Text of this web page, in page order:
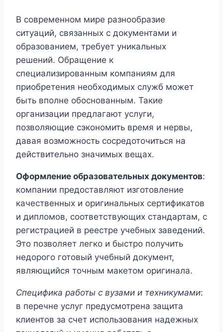
В современном мире разнообразие
ситуаций, связанных с документами и
образованием, требует уникальных
решений. Обращение к
специализированным компаниям для
приобретения необходимых служб может
быть вполне обоснованным. Такие
организации предлагают услуги,
позволяющие сэкономить время и нервы,
давая возможность сосредоточиться на
действительно значимых вещах.
Оформление образовательных документов:
компании предоставляют изготовление
качественных и оригинальных сертификатов
и дипломов, соответствующих стандартам, с
регистрацией в реестре учебных заведений.
Это позволяет легко и быстро получить
недорого готовый учебный документ,
являющийся точным макетом оригинала.
Специфика работы с вузами и техникумами:
в перечне услуг предусмотрена защита
клиентов за счет использования надежных